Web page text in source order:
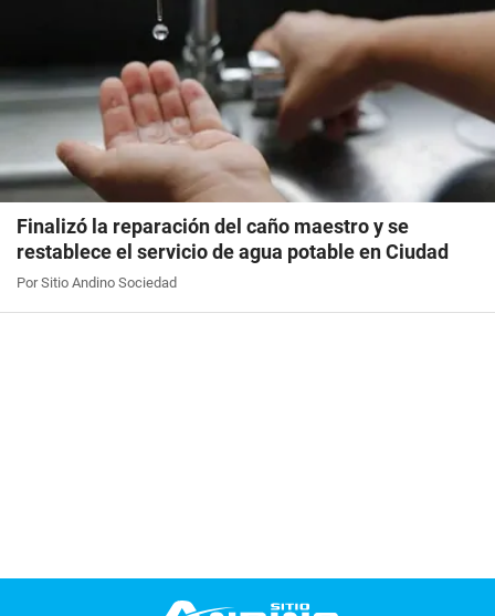
Finalizó la reparación del caño maestro y se
restablece el servicio de agua potable en Ciudad
Por Sitio Andino Sociedad